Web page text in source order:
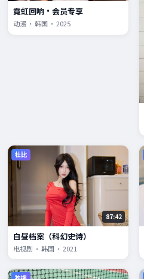
霓虹回响·会员专享
动漫 · 韩国 · 2025
杜比
87:42
白昼档案（科幻史诗）
电视剧 · 韩国 · 2021